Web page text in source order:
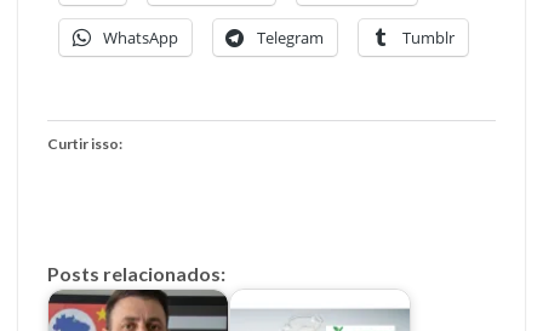
WhatsApp Telegram Tumblr
Curtir isso:
Posts relacionados: